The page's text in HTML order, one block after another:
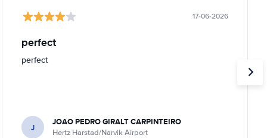
17-06-2026
perfect
perfect
J JOAO PEDRO GIRALT CARPINTEIRO
Hertz Harstad/Narvik Airport